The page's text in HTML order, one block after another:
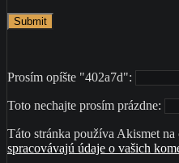
Prosím opíšte "402a7d":
Toto nechajte prosím prázdne:
Táto stránka používa Akismet na
spracovávajú údaje o vašich